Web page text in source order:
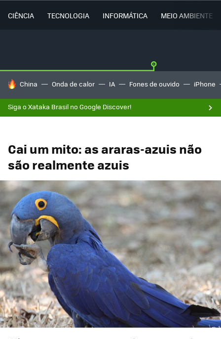
CIÊNCIA TECNOLOGIA INFORMÁTICA MEIO AMBIENTE
TENDÊNCIAS DO DIA
China Onda de calor IA Fones de ouvido iPhone
Siga o Xataka Brasil no Google Discover!
Cai um mito: as araras-azuis não
são realmente azuis